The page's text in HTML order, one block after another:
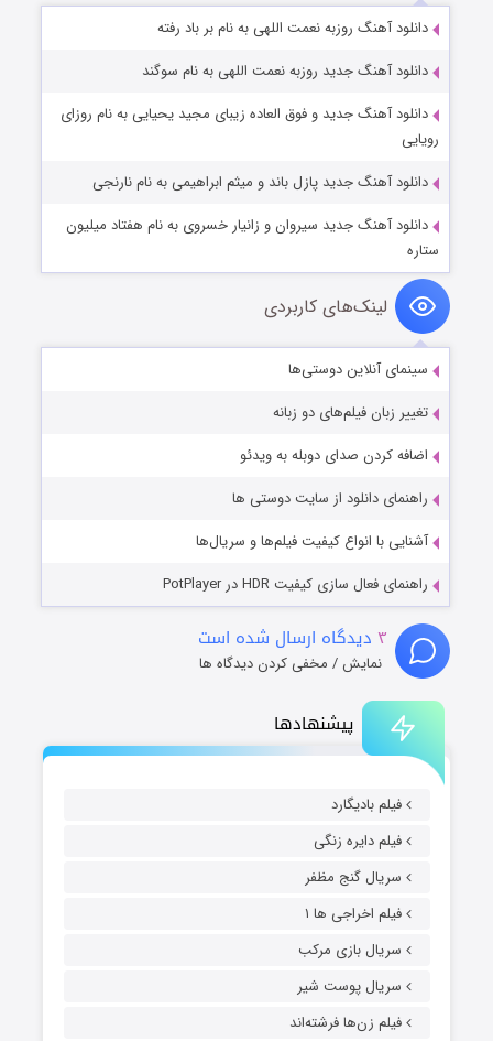
پیشنهادها
فیلم بادیگارد
فیلم دایره زنگی
سریال گنج مظفر
فیلم اخراجی ها ۱
سریال بازی مرکب
سریال پوست شیر
فیلم زن‌ها فرشته‌اند
دانلود آهنگ روزبه نعمت اللهی به نام بر باد رفته
دانلود آهنگ جدید روزبه نعمت اللهی به نام سوگند
دانلود آهنگ جدید و فوق العاده زیبای مجید یحیایی به نام روزای
رویایی
دانلود آهنگ جدید پازل باند و میثم ابراهیمی به نام نارنجی
دانلود آهنگ جدید سیروان و زانیار خسروی به نام هفتاد میلیون
ستاره
لینک‌های کاربردی
سینمای آنلاین دوستی‌ها
تغییر زبان فیلم‌های دو زبانه
اضافه کردن صدای دوبله به ویدئو
راهنمای دانلود از سایت دوستی ها
آشنایی با انواع کیفیت فیلم‌ها و سریال‌ها
راهنمای فعال سازی کیفیت HDR در PotPlayer
۳ دیدگاه ارسال شده است
نمایش / مخفی کردن دیدگاه ها